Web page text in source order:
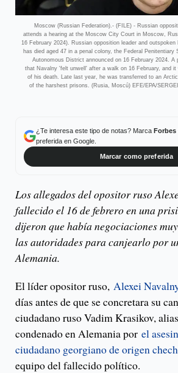
Moscow (Russian Federation).- (FILE) - Russian
attends a hearing at the Moscow City Court in Moscow,
16 February 2024). Russian opposition leader and
has died aged 47 in a penal colony, the Federal Penitentiary
Autonomous District announced on 16 February 2024. A
that Navalny 'felt unwell' after a walk on 16 February, and
of his death. Late last year, he was transferred to an
of the harshest prisons. (Rusia, Moscú) EFE/EPA/
¿Te interesa este tipo de notas? Marca Forbes
preferida en Google.
Marcar como preferida
Los allegados del opositor ruso
fallecido el 16 de febrero en una
dijeron que había negociaciones
las autoridades para canjearlo por
Alemania.
El líder opositor ruso, Alexei
días antes de que se concretara su
ciudadano ruso Vadim Krasikov,
condenado en Alemania por el
ciudadano georgiano de origen
equipo del fallecido político.